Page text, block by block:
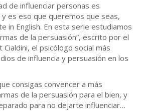
de influenciar personas es
es eso que queremos que seas,
in English. En esta serie estudiamos
de la persuasión”, escrito por el
el psicólogo social más
de influencia y persuasión en los
consigas convencer a más
de la persuasión para el bien, y
para no dejarte influenciar…